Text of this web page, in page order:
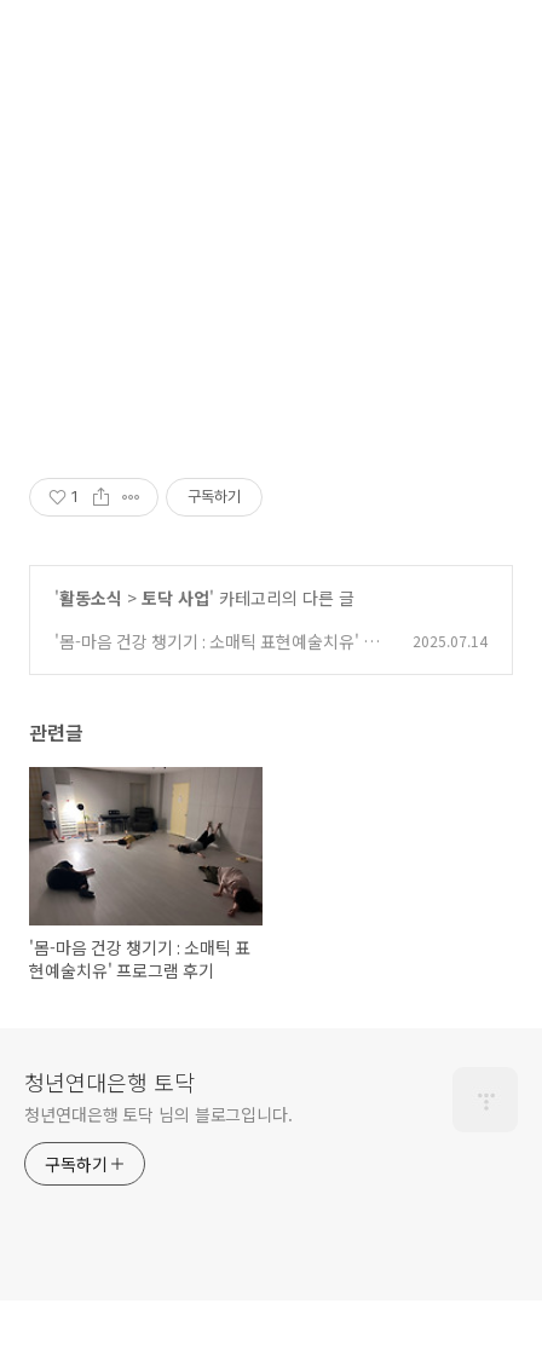
1 구독하기
'활동소식 > 토닥 사업' 카테고리의 다른 글
'몸-마음 건강 챙기기 : 소매틱 표현예술치유' 프
2025.07.14
관련글
'몸-마음 건강 챙기기 : 소매틱 표
현예술치유' 프로그램 후기
청년연대은행 토닥
청년연대은행 토닥 님의 블로그입니다.
구독하기